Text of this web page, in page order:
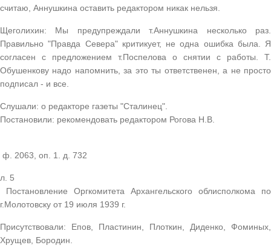
считаю, Аннушкина оставить редактором никак нельзя.
Щеголихин: Мы предупреждали т.Аннушкина несколько раз.
Правильно "Правда Севера" критикует, не одна ошибка была. Я
согласен с предложением т.Поспелова о снятии с работы. Т.
Обушенкову надо напомнить, за это ты ответственен, а не просто
подписал - и все.
Слушали: о редакторе газеты "Сталинец".
Постановили: рекомендовать редактором Рогова Н.В.
ф. 2063, оп. 1. д. 732
л. 5
Постановление Оргкомитета Архангельского облисполкома по
г.Молотовску от 19 июля 1939 г.
Присутствовали: Епов, Пластинин, Плоткин, Диденко, Фоминых,
Хрущев, Бородин.